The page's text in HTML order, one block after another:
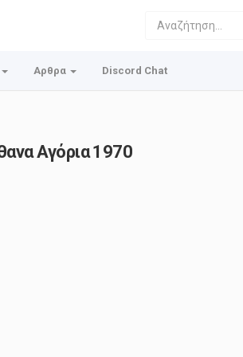
Αρθρα Discord Chat
Αγόρια 1970